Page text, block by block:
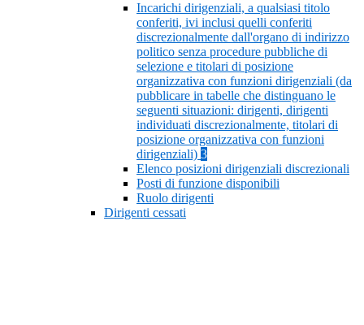
Incarichi dirigenziali, a qualsiasi titolo
conferiti, ivi inclusi quelli conferiti
discrezionalmente dall'organo di indirizzo
politico senza procedure pubbliche di
selezione e titolari di posizione
organizzativa con funzioni dirigenziali (da
pubblicare in tabelle che distinguano le
seguenti situazioni: dirigenti, dirigenti
individuati discrezionalmente, titolari di
posizione organizzativa con funzioni
dirigenziali) 3
Elenco posizioni dirigenziali discrezionali
Posti di funzione disponibili
Ruolo dirigenti
Dirigenti cessati